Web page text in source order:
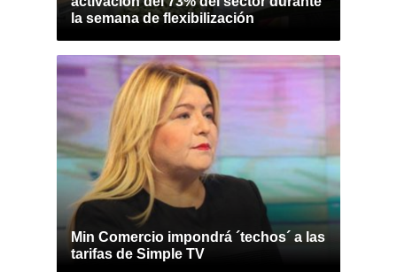
la semana de flexibilización
Min Comercio impondrá ´techos´ a las
tarifas de Simple TV